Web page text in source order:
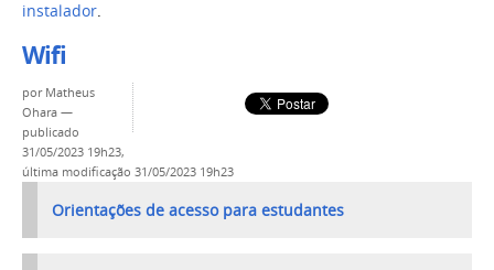
instalador.
Wifi
por Matheus
Ohara —
publicado
31/05/2023 19h23,
última modificação 31/05/2023 19h23
Orientações de acesso para estudantes